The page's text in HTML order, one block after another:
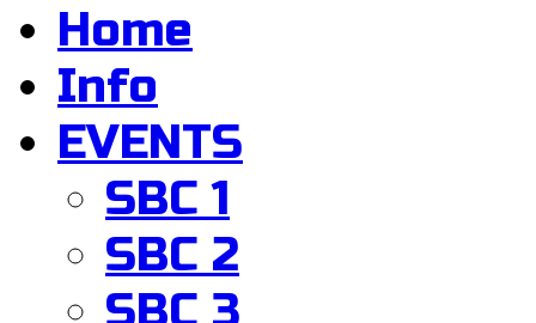
Home
Info
EVENTS
SBC 1
SBC 2
SBC 3